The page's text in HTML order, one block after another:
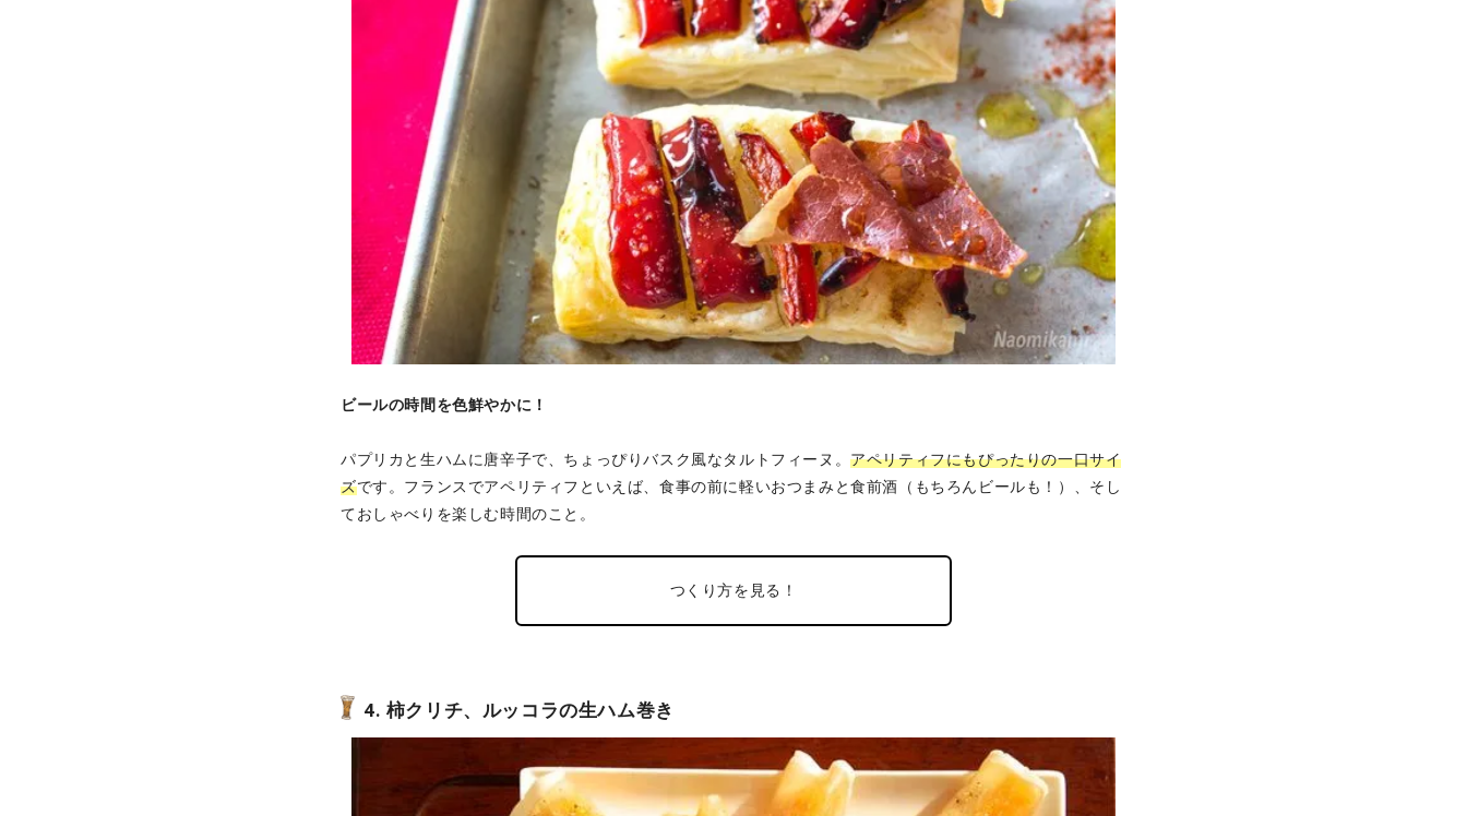
ビールの時間を色鮮やかに！
パプリカと生ハムに唐辛子で、ちょっぴりバスク風なタルトフィーヌ。アペリティフにもぴったりの一口サイ
ズです。フランスでアペリティフといえば、食事の前に軽いおつまみと食前酒（もちろんビールも！）、そし
ておしゃべりを楽しむ時間のこと。
つくり方を見る！
4. 柿クリチ、ルッコラの生ハム巻き